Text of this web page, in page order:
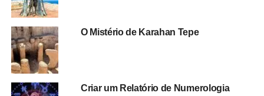
O Mistério de Karahan Tepe
Criar um Relatório de Numerologia